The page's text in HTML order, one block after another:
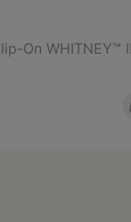
On WHITNEY™